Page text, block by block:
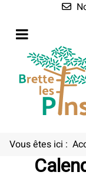
Vous êtes ici :